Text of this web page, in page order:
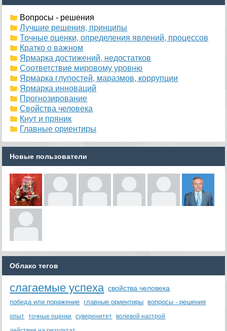
Вопросы - решения
Лучшие решения, принципы
Точные оценки, определения явлений, процессов
Кратко о важном
Ярмарка достижений, недостатков
Соответствие мировому уровню
Ярмарка глупостей, маразмов, коррупции
Ярмарка инноваций
Прогнозирование
Свойства человека
Кнут и пряник
Главные ориентиры
Новые пользователи
Облако тегов
слагаемые успеха свойства человека
победа или поражение главные ориентиры вопросы - решения
опыт точные оценки суверенитет
волевой настрой